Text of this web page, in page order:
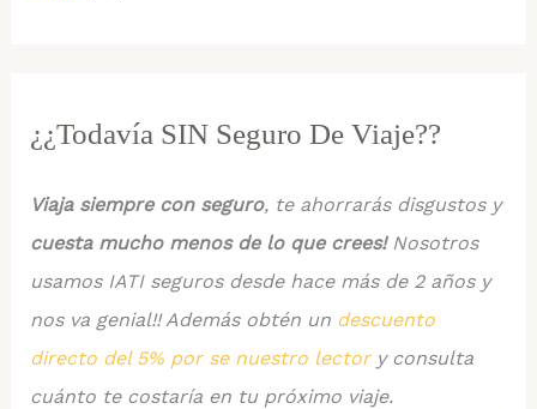
¿¿Todavía SIN Seguro De Viaje??
Viaja siempre con seguro, te ahorrarás disgustos y
cuesta mucho menos de lo que crees!Nosotros
usamos IATI seguros desde hace más de 2 años y
nos va genial!! Además obtén un descuento
directo del 5% por se nuestro lectory consulta
cuánto te costaría en tu próximo viaje.